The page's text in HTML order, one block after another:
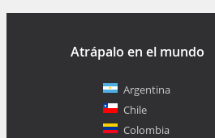
Atrápalo en el mundo
Argentina
Chile
Colombia